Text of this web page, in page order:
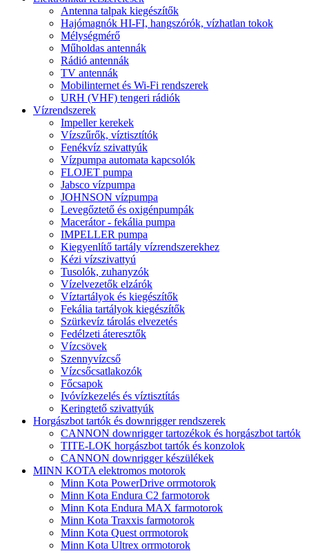
Antenna talpak kiegészítők
Hajómagnók HI-FI, hangszórók, vízhatlan tokok
Mélységmérő
Műholdas antennák
Rádió antennák
TV antennák
Mobilinternet és Wi-Fi rendszerek
URH (VHF) tengeri rádiók
Vízrendszerek
Impeller kerekek
Vízszűrők, víztisztítók
Fenékvíz szivattyúk
Vízpumpa automata kapcsolók
FLOJET pumpa
Jabsco vízpumpa
JOHNSON vízpumpa
Levegőztető és oxigénpumpák
Macerátor - fekália pumpa
IMPELLER pumpa
Kiegyenlítő tartály vízrendszerekhez
Kézi vízszivattyú
Tusolók, zuhanyzók
Vízelvezetők elzárók
Víztartályok és kiegészítők
Fekália tartályok kiegészítők
Szürkevíz tárolás elvezetés
Fedélzeti áteresztők
Vízcsövek
Szennyvízcső
Vízcsőcsatlakozók
Főcsapok
Ivóvízkezelés és víztisztítás
Keringtető szivattyúk
Horgászbot tartók és downrigger rendszerek
CANNON downrigger tartozékok és horgászbot tartók
TITE-LOK horgászbot tartók és konzolok
CANNON downrigger készülékek
MINN KOTA elektromos motorok
Minn Kota PowerDrive orrmotorok
Minn Kota Endura C2 farmotorok
Minn Kota Endura MAX farmotorok
Minn Kota Traxxis farmotorok
Minn Kota Quest orrmotorok
Minn Kota Ultrex orrmotorok